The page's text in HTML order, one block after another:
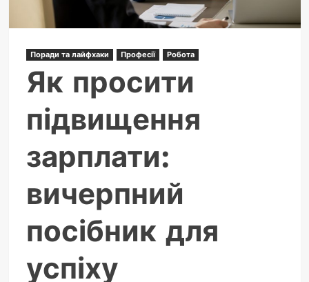
Поради та лайфхаки Професії Робота
Як просити
підвищення
зарплати:
вичерпний
посібник для
успіху